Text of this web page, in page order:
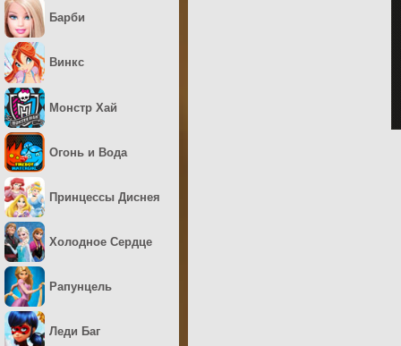
Барби
Винкс
Монстр Хай
Огонь и Вода
Принцессы Диснея
Холодное Сердце
Рапунцель
Леди Баг